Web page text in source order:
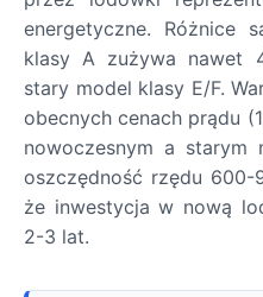
energetyczne. Różnice
klasy A zużywa nawet
stary model klasy E/F.
obecnych cenach prądu
nowoczesnym a starym
oszczędność rzędu 600-
że inwestycja w nową
2-3 lat.